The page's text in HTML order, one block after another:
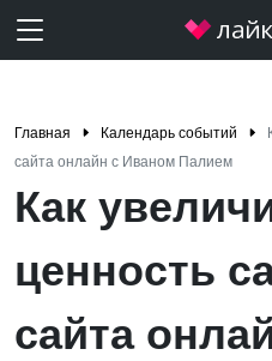
Главная Календарь событий
сайта онлайн с Иваном Палием
Как
ценность
сайта